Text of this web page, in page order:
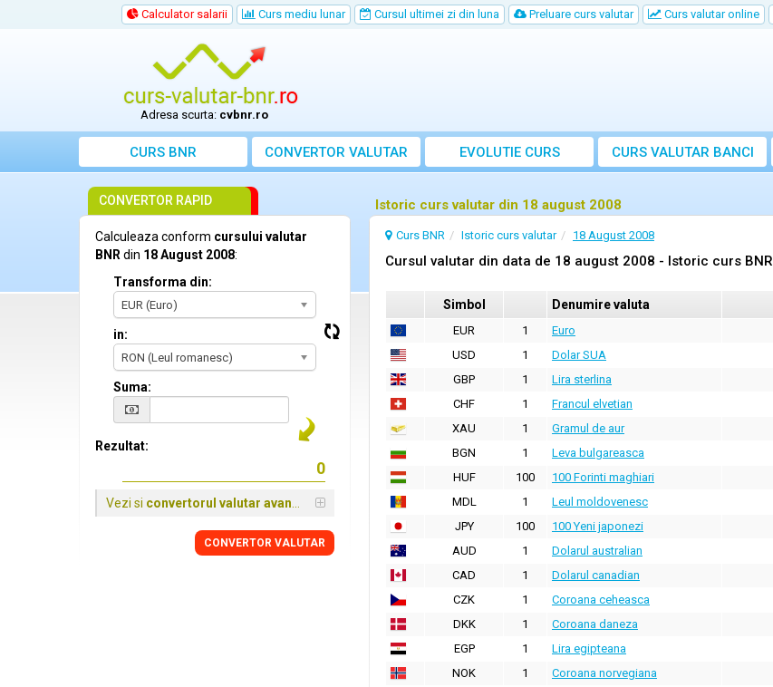
Calculator salarii Curs mediu lunar Cursul ultimei zi din luna Preluare curs valutar Curs valutar online
Adresa scurta: cvbnr.ro
CURS BNR CONVERTOR VALUTAR EVOLUTIE CURS CURS VALUTAR BANCI
Istoric curs valutar din 18 august 2008
Curs BNR Istoric curs valutar 18 August 2008
Cursul valutar din data de 18 august 2008 - Istoric curs BNR
Simbol Denumire valuta
EUR 1 Euro
USD
1 Dolar SUA
GBP
1 Lira sterlina
CHF
1 Francul elvetian
XAU
1 Gramul de aur
BGN
1 Leva bulgareasca
HUF
100 100 Forinti maghiari
MDL
1 Leul moldovenesc
JPY
100 100 Yeni japonezi
AUD
1 Dolarul australian
CAD
1 Dolarul canadian
CZK
1 Coroana ceheasca
DKK
1 Coroana daneza
EGP
1 Lira egipteana
NOK
1 Coroana norvegiana
CONVERTOR RAPID
Calculeaza conform cursului valutar
BNR din 18 August 2008:
Transforma din:
EUR (Euro)
in:
RON (Leul romanesc)
Suma:
Rezultat:
Vezi si convertorul valutar avansat
CONVERTOR VALUTAR